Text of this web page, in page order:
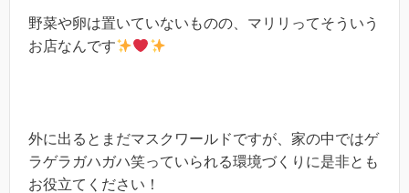
野菜や卵は置いていないものの、マリリってそういう
お店なんです
外に出るとまだマスクワールドですが、家の中ではゲ
ラゲラガハガハ笑っていられる環境づくりに是非とも
お役立てください！